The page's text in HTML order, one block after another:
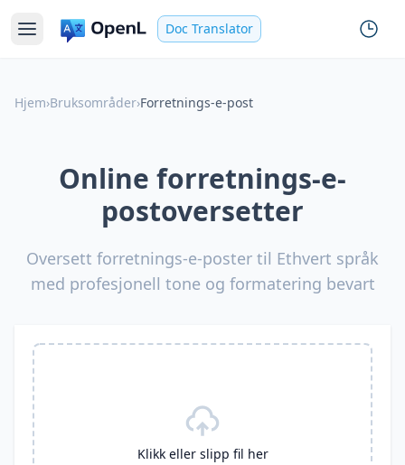
Doc Translator
Hjem›Bruksområder›Forretnings-e-post
Online forretnings-e-
postoversetter
Oversett forretnings-e-poster til Ethvert språk
med profesjonell tone og formatering bevart
Klikk eller slipp fil her